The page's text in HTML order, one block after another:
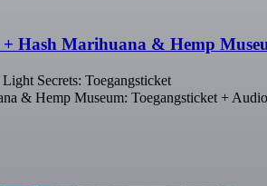
+ Hash Marihuana & Hemp
Secrets: Toegangsticket
& Hemp Museum: Toegangsticket +